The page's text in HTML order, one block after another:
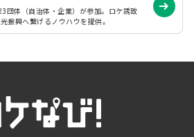
団体（自治体・企業）が参加。ロケ誘致
振興へ繋げるノウハウを提供。